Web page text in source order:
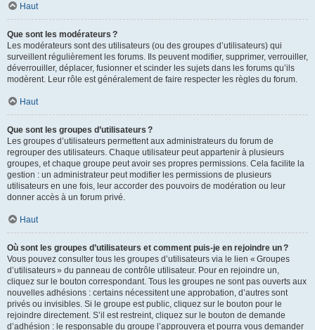
Haut
Que sont les modérateurs ?
Les modérateurs sont des utilisateurs (ou des groupes d’utilisateurs) qui
surveillent régulièrement les forums. Ils peuvent modifier, supprimer, verrouiller,
déverrouiller, déplacer, fusionner et scinder les sujets dans les forums qu’ils
modèrent. Leur rôle est généralement de faire respecter les règles du forum.
Haut
Que sont les groupes d’utilisateurs ?
Les groupes d’utilisateurs permettent aux administrateurs du forum de
regrouper des utilisateurs. Chaque utilisateur peut appartenir à plusieurs
groupes, et chaque groupe peut avoir ses propres permissions. Cela facilite la
gestion : un administrateur peut modifier les permissions de plusieurs
utilisateurs en une fois, leur accorder des pouvoirs de modération ou leur
donner accès à un forum privé.
Haut
Où sont les groupes d’utilisateurs et comment puis-je en rejoindre un ?
Vous pouvez consulter tous les groupes d’utilisateurs via le lien « Groupes
d’utilisateurs » du panneau de contrôle utilisateur. Pour en rejoindre un,
cliquez sur le bouton correspondant. Tous les groupes ne sont pas ouverts aux
nouvelles adhésions : certains nécessitent une approbation, d’autres sont
privés ou invisibles. Si le groupe est public, cliquez sur le bouton pour le
rejoindre directement. S’il est restreint, cliquez sur le bouton de demande
d’adhésion : le responsable du groupe l’approuvera et pourra vous demander